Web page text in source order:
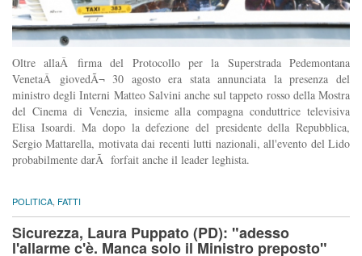
Oltre allaÂ firma del Protocollo per la Superstrada Pedemontana
VenetaÂ giovedÃ¬ 30 agosto era stata annunciata la presenza del
ministro degli Interni Matteo Salvini anche sul tappeto rosso della Mostra
del Cinema di Venezia, insieme alla compagna conduttrice televisiva
Elisa Isoardi. Ma dopo la defezione del presidente della Repubblica,
Sergio Mattarella, motivata dai recenti lutti nazionali, all'evento del Lido
probabilmente darÃ forfait anche il leader leghista.
POLITICA FATTI
Sicurezza, Laura Puppato (PD): "adesso
l'allarme c'è. Manca solo il Ministro preposto"